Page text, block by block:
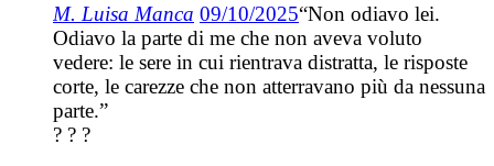
M. Luisa Manca 09/10/2025“Non odiavo lei.
Odiavo la parte di me che non aveva voluto
vedere: le sere in cui rientrava distratta, le risposte
corte, le carezze che non atterravano più da nessuna
parte.”
? ? ?